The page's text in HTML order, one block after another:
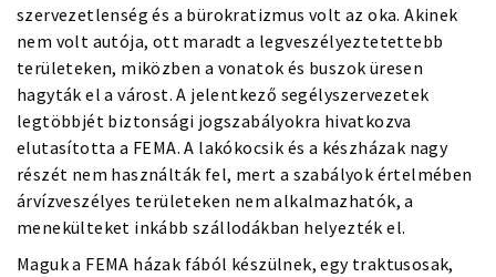
szervezetlenség és a bürokratizmus volt az oka. Akinek
nem volt autója, ott maradt a legveszélyeztetettebb
területeken, miközben a vonatok és buszok üresen
hagyták el a várost. A jelentkező segélyszervezetek
legtöbbjét biztonsági jogszabályokra hivatkozva
elutasította a FEMA. A lakókocsik és a készházak nagy
részét nem használták fel, mert a szabályok értelmében
árvízveszélyes területeken nem alkalmazhatók, a
menekülteket inkább szállodákban helyezték el.
Maguk a FEMA házak fából készülnek, egy traktusosak,